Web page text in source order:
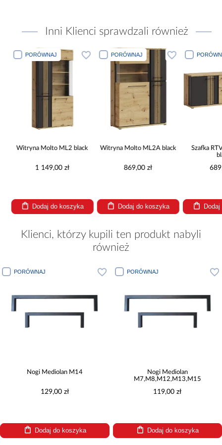
Inni Klienci sprawdzali również
PORÓWNAJ
Witryna Molto ML2 black
1 149,00 zł
Dodaj do koszyka
PORÓWNAJ
Witryna Molto ML2A black
869,00 zł
Dodaj do koszyka
Szafka
Klienci, którzy kupili ten produkt nabyli
również
PORÓWNAJ
Nogi Mediolan M14
129,00 zł
Dodaj do koszyka
PORÓWNAJ
Nogi Mediolan
M7,M8,M12,M13,M15
119,00 zł
Dodaj do koszyka